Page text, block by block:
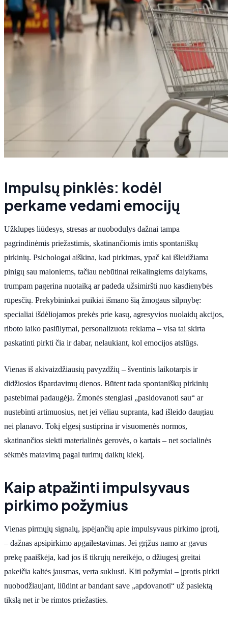
Impulsų pinklės: kodėl
perkame vedami emocijų
Užklupęs liūdesys, stresas ar nuobodulys dažnai tampa
pagrindinėmis priežastimis, skatinančiomis imtis spontaniškų
pirkinių. Psichologai aiškina, kad pirkimas, ypač kai išleidžiama
pinigų sau maloniems, tačiau nebūtinai reikalingiems dalykams,
trumpam pagerina nuotaiką ar padeda užsimiršti nuo kasdienybės
rūpesčių. Prekybininkai puikiai išmano šią žmogaus silpnybę:
specialiai išdėliojamos prekės prie kasų, agresyvios nuolaidų akcijos,
riboto laiko pasiūlymai, personalizuota reklama – visa tai skirta
paskatinti pirkti čia ir dabar, nelaukiant, kol emocijos atslūgs.
Vienas iš akivaizdžiausių pavyzdžių – šventinis laikotarpis ir
didžiosios išpardavimų dienos. Būtent tada spontaniškų pirkinių
pastebimai padaugėja. Žmonės stengiasi „pasidovanoti sau“ ar
nustebinti artimuosius, net jei vėliau supranta, kad išleido daugiau
nei planavo. Tokį elgesį sustiprina ir visuomenės normos,
skatinančios siekti materialinės gerovės, o kartais – net socialinės
sėkmės matavimą pagal turimų daiktų kiekį.
Kaip atpažinti impulsyvaus
pirkimo požymius
Vienas pirmųjų signalų, įspėjančių apie impulsyvaus pirkimo įprotį,
– dažnas apsipirkimo apgailestavimas. Jei grįžus namo ar gavus
prekę paaiškėja, kad jos iš tikrųjų nereikėjo, o džiugesį greitai
pakeičia kaltės jausmas, verta suklusti. Kiti požymiai – įprotis pirkti
nuobodžiaujant, liūdint ar bandant save „apdovanoti“ už pasiektą
tikslą net ir be rimtos priežasties.